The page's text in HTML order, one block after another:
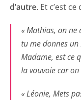
d’autre. Et c’est
« Mathias, on ne
tu me donnes un
Madame, est ce
la vouvoie car
« Léonie, Mets